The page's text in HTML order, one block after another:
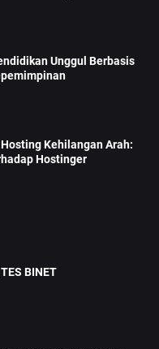
Unggul Berbasis
Kehilangan Arah:
Hostinger
BINET